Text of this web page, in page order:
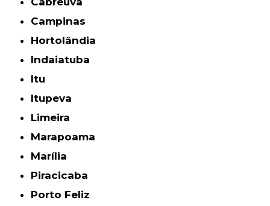
Campinas
Hortolândia
Indaiatuba
Itu
Itupeva
Limeira
Marapoama
Marília
Piracicaba
Porto Feliz